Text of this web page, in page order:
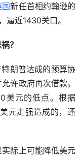
国新任首相约翰逊的
逼近1430关口。
？
朗普达成的预算协
许政府再次借款。
美元的低点。根据
元走强造成的，还
际上可能降低美元